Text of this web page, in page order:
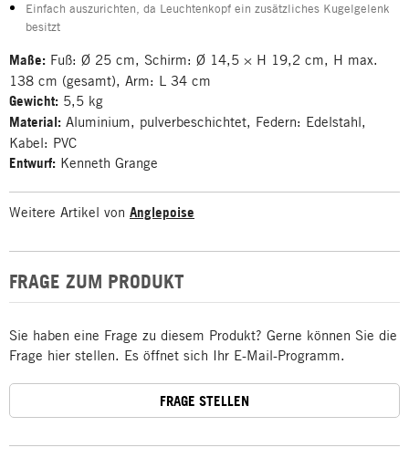
Einfach auszurichten, da Leuchtenkopf ein zusätzliches Kugelgelenk
besitzt
Maße: Fuß: Ø 25 cm, Schirm: Ø 14,5 × H 19,2 cm, H max.
138 cm (gesamt), Arm: L 34 cm
Gewicht: 5,5 kg
Material: Aluminium, pulverbeschichtet, Federn: Edelstahl,
Kabel: PVC
Entwurf: Kenneth Grange
Weitere Artikel von Anglepoise
FRAGE ZUM PRODUKT
Sie haben eine Frage zu diesem Produkt? Gerne können Sie die
Frage hier stellen. Es öffnet sich Ihr E-Mail-Programm.
FRAGE STELLEN